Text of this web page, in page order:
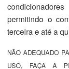
permitindo o
terceira e até a
NÃO ADEQUADO
USO, FAÇA A